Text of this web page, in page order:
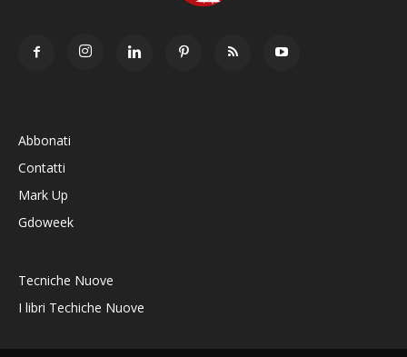
Abbonati
Contatti
Mark Up
Gdoweek
Tecniche Nuove
I libri Techiche Nuove